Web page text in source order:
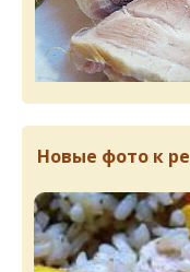
Новые фото к